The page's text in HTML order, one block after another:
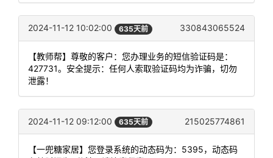
2024-11-12 10:02:00 635天前 330843065524
【教师帮】尊敬的客户：您办理业务的短信验证码是：
427731。安全提示：任何人索取验证码均为诈骗，切勿
泄露！
2024-11-12 09:12:00 635天前 215025774861
【一兜糖家居】您登录系统的动态码为：5395，动态码